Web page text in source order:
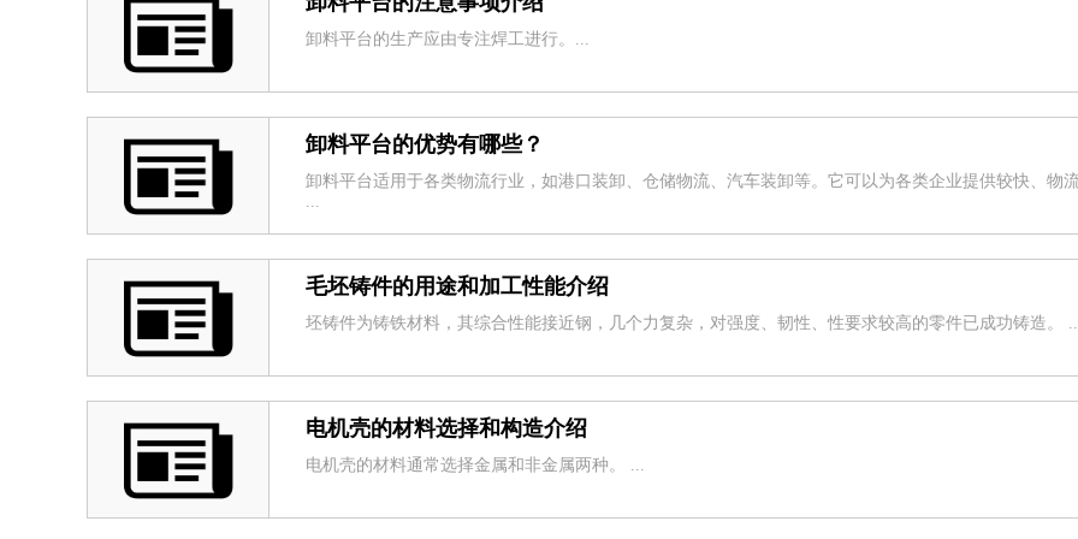
卸料平台的生产应由专注焊工进行。...
卸料平台的优势有哪些？
卸料平台适用于各类物流行业，如港口装卸、仓储物流、汽车装卸等。它可以为各类企业提供较快、物流
...
毛坯铸件的用途和加工性能介绍
坯铸件为铸铁材料，其综合性能接近钢，几个力复杂，对强度、韧性、性要求较高的零件已成功铸造。
电机壳的材料选择和构造介绍
电机壳的材料通常选择金属和非金属两种。 ...